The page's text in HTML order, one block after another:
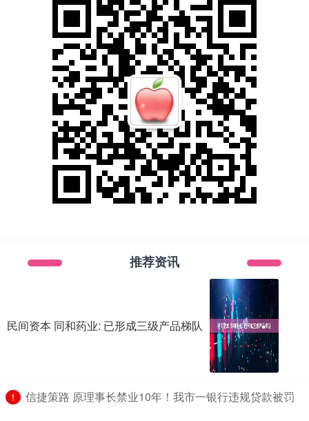
推荐资讯
民间资本 同和药业: 已形成三级产品梯队
1 ​信捷策路 原理事长禁业10年！我市一银行违规贷款被罚